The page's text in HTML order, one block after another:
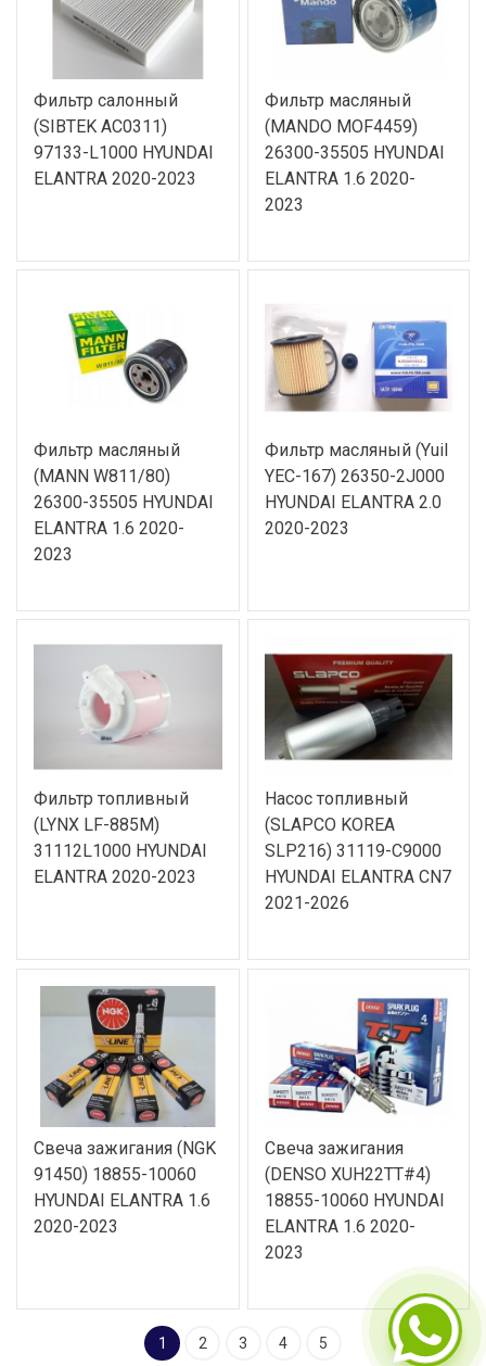
Фильтр салонный
(SIBTEK AC0311)
97133-L1000 HYUNDAI
ELANTRA 2020-2023
Фильтр масляный
(MANDO MOF4459)
26300-35505 HYUNDAI
ELANTRA 1.6 2020-
2023
Фильтр масляный
(MANN W811/80)
26300-35505 HYUNDAI
ELANTRA 1.6 2020-
2023
Фильтр масляный (Yuil
YEC-167) 26350-2J000
HYUNDAI ELANTRA 2.0
2020-2023
Фильтр топливный
(LYNX LF-885M)
31112L1000 HYUNDAI
ELANTRA 2020-2023
Насос топливный
(SLAPCO KOREA
SLP216) 31119-C9000
HYUNDAI ELANTRA CN7
2021-2026
Свеча зажигания (NGK
91450) 18855-10060
HYUNDAI ELANTRA 1.6
2020-2023
Свеча зажигания
(DENSO XUH22TT#4)
18855-10060 HYUNDAI
ELANTRA 1.6 2020-
2023
1 2 3 4 5